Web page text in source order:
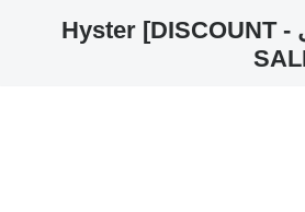
رافعة شوكية ديزل Hyster [DISCOUNT -